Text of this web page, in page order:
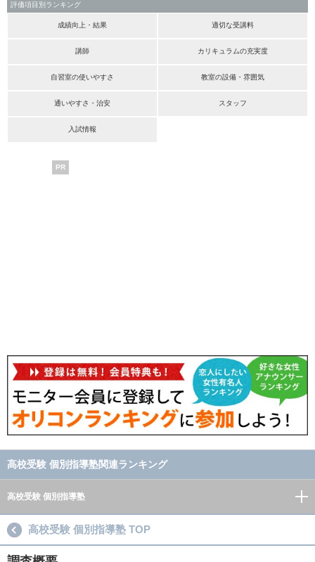
評価項目別ランキング
成績向上・結果 適切な受講料
講師 カリキュラムの充実度
自習室の使いやすさ 教室の設備・雰囲気
通いやすさ・治安 スタッフ
入試情報
PR
高校受験 個別指導塾関連ランキング
高校受験 個別指導塾
高校受験 個別指導塾 TOP